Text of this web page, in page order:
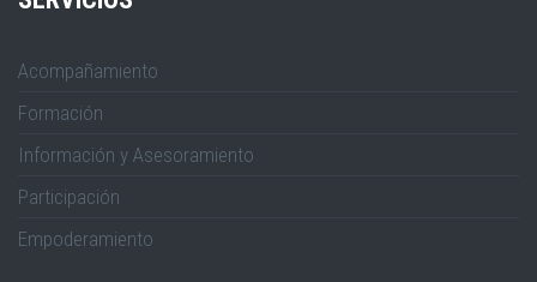
Acompañamiento
Formación
Información y Asesoramiento
Participación
Empoderamiento